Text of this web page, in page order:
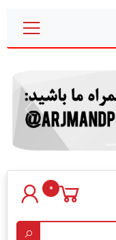
بعدی
0